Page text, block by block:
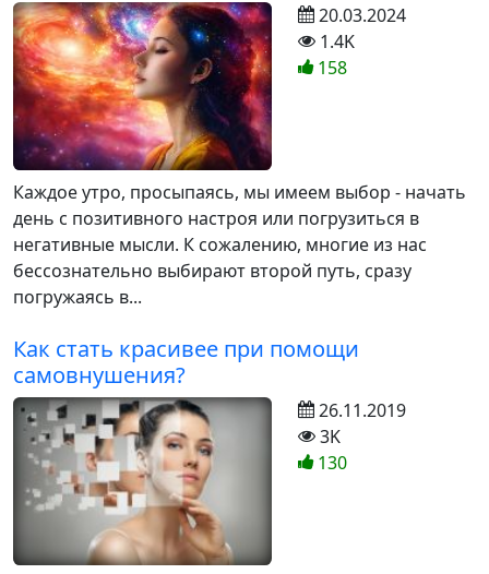
Каждое утро, просыпаясь, мы имеем выбор - начать
день с позитивного настроя или погрузиться в
негативные мысли. К сожалению, многие из нас
бессознательно выбирают второй путь, сразу
погружаясь в...
20.03.2024
1.4K
158
Как стать красивее при помощи
самовнушения?
26.11.2019
3K
130